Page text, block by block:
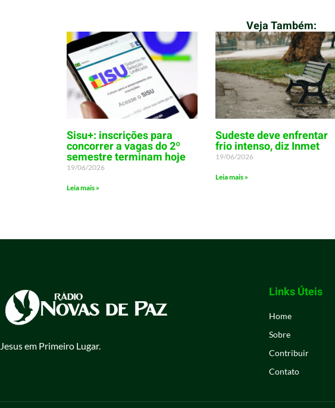
Veja Também:
Sisu+: inscrições para
concorrer a vagas do 2º
semestre terminam hoje
19/06/2026
Leia mais »
Sudeste deve enfrentar
frio intenso, diz Inmet
19/06/2026
Leia mais »
Jesus em Primeiro Lugar.
Links Úteis
Home
Sobre
Contribuir
Contato